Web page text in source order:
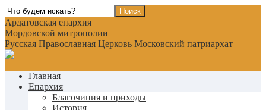
Ардатовская епархия
Мордовской митрополии
Русская Православная Церковь Московский патриархат
Главная
Епархия
Благочиния и приходы
История